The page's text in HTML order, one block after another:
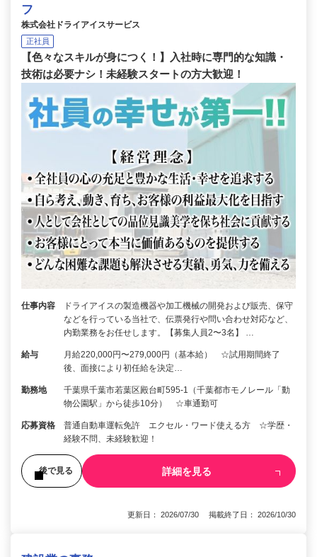
フ
株式会社ドライアイスサービス
正社員
【色々なスキルが身につく！】入社時に専門的な知識・
技術は必要ナシ！未経験スタートの方大歓迎！
仕事内容
ドライアイスの製造機器や加工機械の開発および販売、保守
などを行っている当社で、伝票発行や問い合わせ対応など、
内勤業務をお任せします。【募集人員2〜3名】 …
給与
月給220,000円〜279,000円（基本給） ☆試用期間終了
後、面接により初任給を決定…
勤務地
千葉県千葉市若葉区殿台町595-1（千葉都市モノレール「動
物公園駅」から徒歩10分） ☆車通勤可
応募資格
普通自動車運転免許 エクセル・ワード使える方 ☆学歴・
経験不問、未経験歓迎！
後で見る 詳細を見る
更新日： 2026/07/30 掲載終了日： 2026/10/30